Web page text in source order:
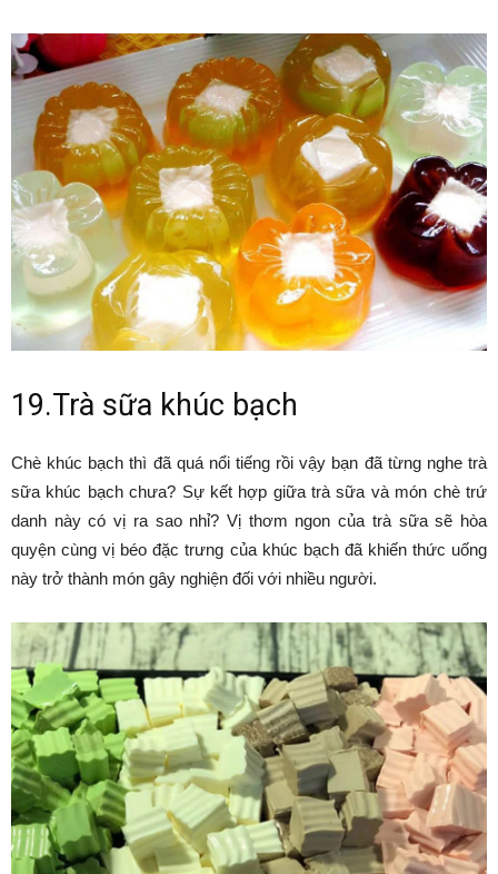
19.Trà sữa khúc bạch
Chè khúc bạch thì đã quá nổi tiếng rồi vậy bạn đã từng nghe trà
sữa khúc bạch chưa? Sự kết hợp giữa trà sữa và món chè trứ
danh này có vị ra sao nhỉ? Vị thơm ngon của trà sữa sẽ hòa
quyện cùng vị béo đặc trưng của khúc bạch đã khiến thức uống
này trở thành món gây nghiện đối với nhiều người.